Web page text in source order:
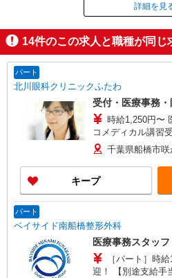
掲載期間
詳細を見
14件のこの求人と職種が同じ
パート
北川眼科クリニックふたわ
受付・医療事務
時給1,250円〜
コメディカル講習
期間3ヶ月あり ※
千葉県船橋市
キープ
パート
ベイサイド南船橋整形外科
医療事務スタッフ
［パート］時
迎！ 【別途支給手当】 通勤手当：実費支給 時間